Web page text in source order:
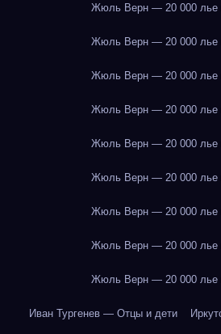
Жюль Верн — 20 000 лье
Жюль Верн — 20 000 лье
Жюль Верн — 20 000 лье
Жюль Верн — 20 000 лье
Жюль Верн — 20 000 лье
Жюль Верн — 20 000 лье
Жюль Верн — 20 000 лье
Жюль Верн — 20 000 лье
Жюль Верн — 20 000 лье
Иван Тургенев — Отцы и дети